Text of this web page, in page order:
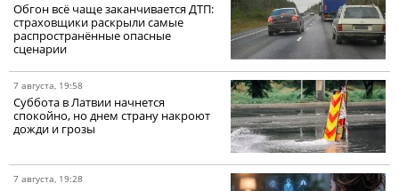
Обгон всё чаще заканчивается ДТП:
страховщики раскрыли самые
распространённые опасные
сценарии
7 августа, 19:58
Суббота в Латвии начнется
спокойно, но днем страну накроют
дожди и грозы
7 августа, 19:28